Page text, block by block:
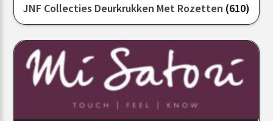
JNF Collecties Deurkrukken Met Rozetten (610)